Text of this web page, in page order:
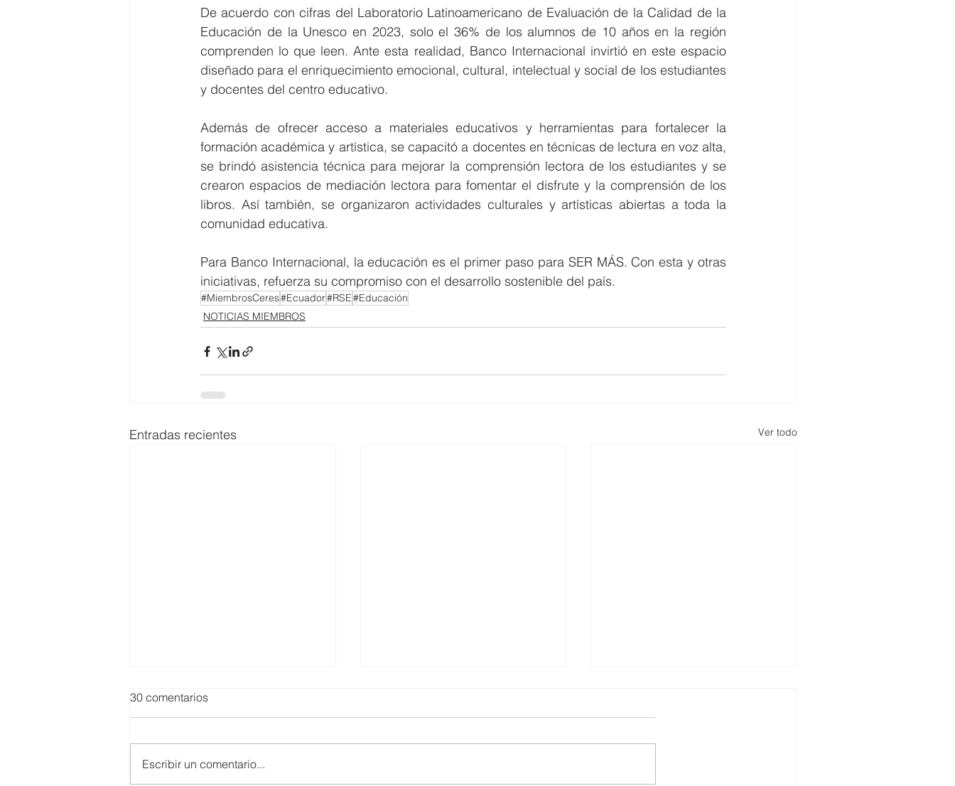
De acuerdo con cifras del Laboratorio Latinoamericano de Evaluación de la Calidad de la
Educación de la Unesco en 2023, solo el 36% de los alumnos de 10 años en la región
comprenden lo que leen. Ante esta realidad, Banco Internacional invirtió en este espacio
diseñado para el enriquecimiento emocional, cultural, intelectual y social de los estudiantes
y docentes del centro educativo.
Además de ofrecer acceso a materiales educativos y herramientas para fortalecer la
formación académica y artística, se capacitó a docentes en técnicas de lectura en voz alta,
se brindó asistencia técnica para mejorar la comprensión lectora de los estudiantes y se
crearon espacios de mediación lectora para fomentar el disfrute y la comprensión de los
libros. Así también, se organizaron actividades culturales y artísticas abiertas a toda la
comunidad educativa.
Para Banco Internacional, la educación es el primer paso para SER MÁS. Con esta y otras
iniciativas, refuerza su compromiso con el desarrollo sostenible del país.
#MiembrosCeres#Ecuador#RSE#Educación
NOTICIAS MIEMBROS
Entradas recientes Ver todo
30 comentarios
Escribir un comentario...